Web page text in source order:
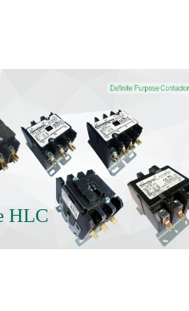
HLC